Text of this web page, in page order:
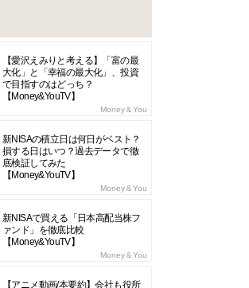
【愛沢えみりと考える】「富の最
大化」と「幸福の最大化」、投資
で目指すのはどっち？
【Money&YouTV】
Money＆You
新NISAの積立日は何日がベスト？
損する日はいつ？過去データで徹
底検証してみた
【Money&YouTV】
Money＆You
新NISAで買える「日本高配当株フ
ァンド」を徹底比較
【Money&YouTV】
Money＆You
【アニメ動画/本要約】会社も役所